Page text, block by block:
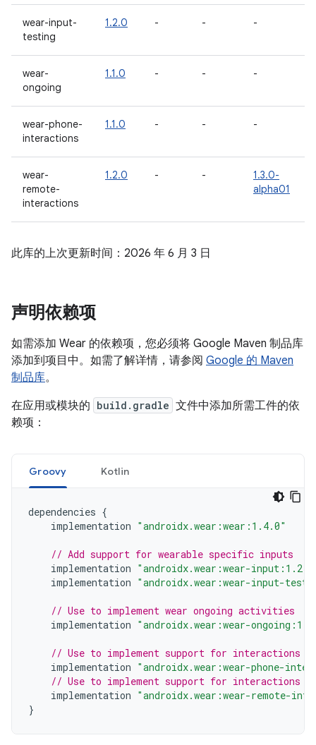
wear-input-
testing
1.2.0 - - -
wear-
ongoing
1.1.0 - - -
wear-phone-
interactions
1.1.0 - - -
wear-
remote-
interactions
1.2.0 - -
1.3.0-
alpha01
此库的上次更新时间：2026 年 6 月 3 日
声明依赖项
如需添加 Wear 的依赖项，您必须将 Google Maven 制品库
添加到项目中。如需了解详情，请参阅 Google 的 Maven
制品库。
在应用或模块的 build.gradle 文件中添加所需工件的依
赖项：
Groovy Kotlin
dependencies {
implementation "androidx.wear:wear:1.4.0"
// Add support for wearable specific inputs
implementation "androidx.wear:wear-
implementation "androidx.wear:wear-input-
// Use to implement wear ongoing activities
implementation "androidx.wear:wear-
// Use to implement support for interactions
implementation "androidx.wear:wear-phone-
// Use to implement support for interactions
implementation "androidx.wear:wear-remote-
}